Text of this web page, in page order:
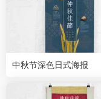
中秋节深色日式海报